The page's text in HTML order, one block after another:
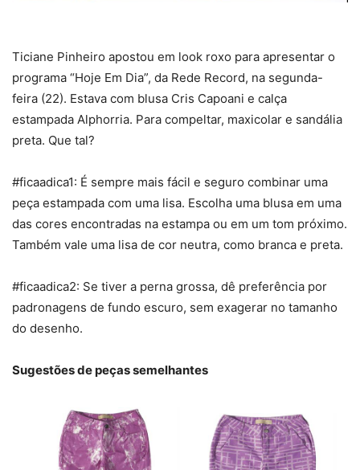
Ticiane Pinheiro apostou em look roxo para apresentar o
programa “Hoje Em Dia”, da Rede Record, na segunda-
feira (22). Estava com blusa Cris Capoani e calça
estampada Alphorria. Para compeltar, maxicolar e sandália
preta. Que tal?
#ficaadica1: É sempre mais fácil e seguro combinar uma
peça estampada com uma lisa. Escolha uma blusa em uma
das cores encontradas na estampa ou em um tom próximo.
Também vale uma lisa de cor neutra, como branca e preta.
#ficaadica2: Se tiver a perna grossa, dê preferência por
padronagens de fundo escuro, sem exagerar no tamanho
do desenho.
Sugestões de peças semelhantes